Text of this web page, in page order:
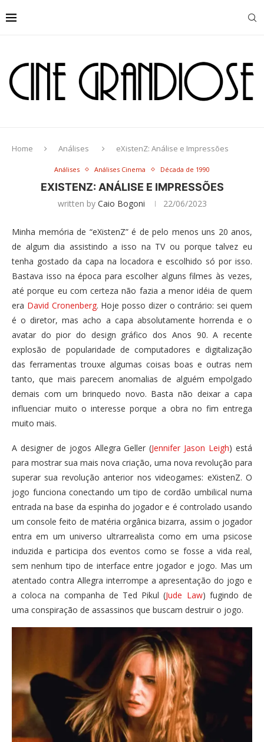
Home Análises eXistenZ: Análise e Impressões
Análises Análises Cinema Década de 1990
EXISTENZ: ANÁLISE E IMPRESSÕES
written by Caio Bogoni 22/06/2023
Minha memória de “eXistenZ” é de pelo menos uns 20 anos,
de algum dia assistindo a isso na TV ou porque talvez eu
tenha gostado da capa na locadora e escolhido só por isso.
Bastava isso na época para escolher alguns filmes às vezes,
até porque eu com certeza não fazia a menor idéia de quem
era David Cronenberg. Hoje posso dizer o contrário: sei quem
é o diretor, mas acho a capa absolutamente horrenda e o
avatar do pior do design gráfico dos Anos 90. A recente
explosão de popularidade de computadores e digitalização
das ferramentas trouxe algumas coisas boas e outras nem
tanto, que mais parecem anomalias de alguém empolgado
demais com um brinquedo novo. Basta não deixar a capa
influenciar muito o interesse porque a obra no fim entrega
muito mais.
A designer de jogos Allegra Geller (Jennifer Jason Leigh) está
para mostrar sua mais nova criação, uma nova revolução para
superar sua revolução anterior nos videogames: eXistenZ. O
jogo funciona conectando um tipo de cordão umbilical numa
entrada na base da espinha do jogador e é controlado usando
um console feito de matéria orgânica bizarra, assim o jogador
entra em um universo ultrarrealista como em uma psicose
induzida e participa dos eventos como se fosse a vida real,
sem nenhum tipo de interface entre jogador e jogo. Mas um
atentado contra Allegra interrompe a apresentação do jogo e
a coloca na companha de Ted Pikul (Jude Law) fugindo de
uma conspiração de assassinos que buscam destruir o jogo.